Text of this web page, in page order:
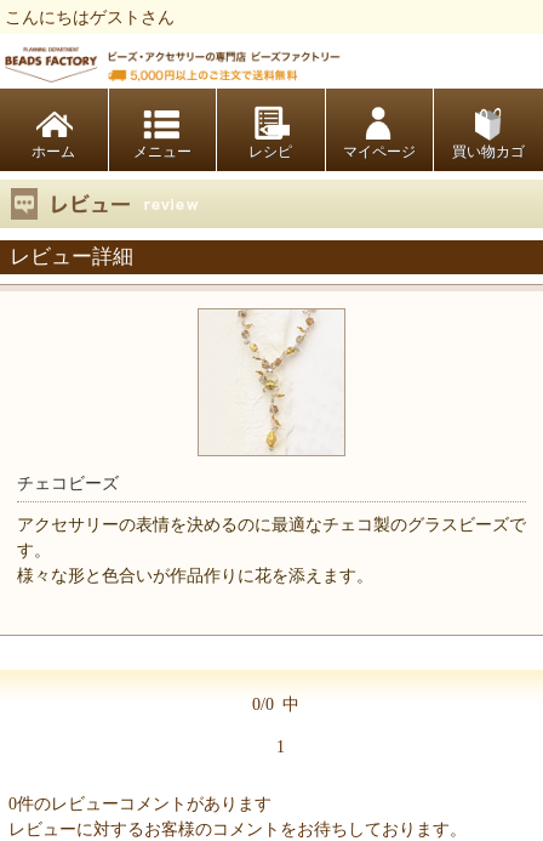
こんにちはゲストさん
ホーム レシピ マイページ 買い物カゴ
レビュー詳細
チェコビーズ
アクセサリーの表情を決めるのに最適なチェコ製のグラスビーズで
す。
様々な形と色合いが作品作りに花を添えます。
0/0 中
1
0件のレビューコメントがあります
レビューに対するお客様のコメントをお待ちしております。